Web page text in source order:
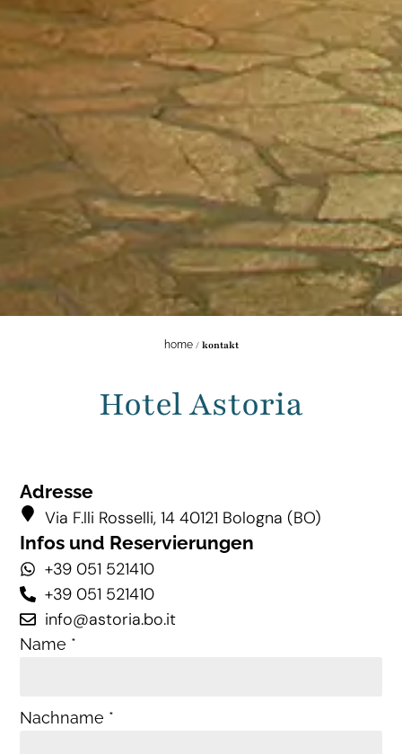
home/ kontakt
Hotel Astoria
Adresse
Via F.lli Rosselli, 14 40121 Bologna (BO)
Infos und Reservierungen
+39 051 521410
+39 051 521410
info@astoria.bo.it
Name *
Nachname *